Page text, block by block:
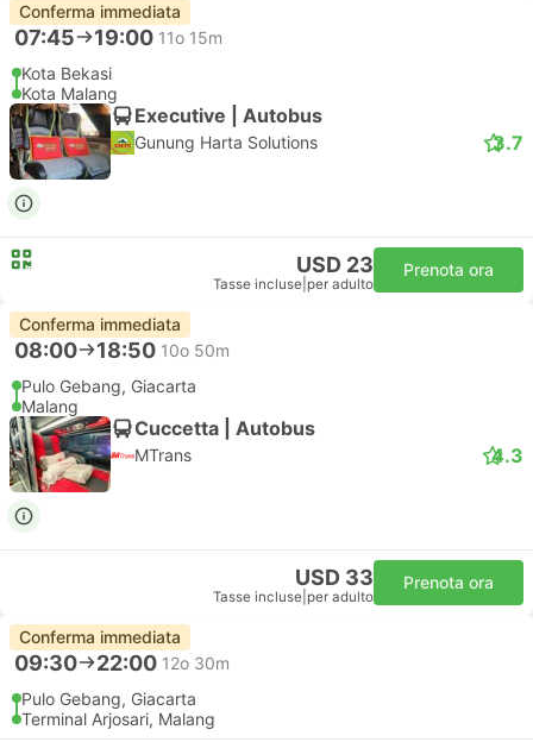
Conferma immediata
07:45 19:00 11o 15m
Kota Bekasi
Kota Malang
Executive | Autobus
Gunung Harta Solutions 3.7
USD 23
Tasse incluse per adulto
Prenota ora
Conferma immediata
08:00 18:50 10o 50m
Pulo Gebang, Giacarta
Malang
Cuccetta | Autobus
MTrans 4.3
USD 33
Tasse incluse per adulto
Prenota ora
Conferma immediata
09:30 22:00 12o 30m
Pulo Gebang, Giacarta
Terminal Arjosari, Malang